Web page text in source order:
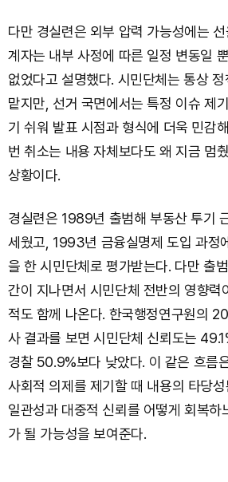
다만 경실련은 외부 압력 가능성에는
계자는 내부 사정에 따른 일정 변동일
없었다고 설명했다. 시민단체는 통상
맡지만, 선거 국면에서는 특정 이슈 제
기 쉬워 발표 시점과 형식에 더욱 민감
번 취소는 내용 자체보다도 왜 지금 멈
상황이다.
경실련은 1989년 출범해 부동산 투기
세웠고, 1993년 금융실명제 도입 과정
을 한 시민단체로 평가받는다. 다만 출
간이 지나면서 시민단체 전반의 영향력
적도 함께 나온다. 한국행정연구원의
사 결과를 보면 시민단체 신뢰도는
경찰 50.9%보다 낮았다. 이 같은 흐름
사회적 의제를 제기할 때 내용의 타당
일관성과 대중적 신뢰를 어떻게 회복하
가 될 가능성을 보여준다.